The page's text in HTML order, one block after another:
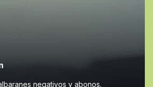
negativos y abonos.